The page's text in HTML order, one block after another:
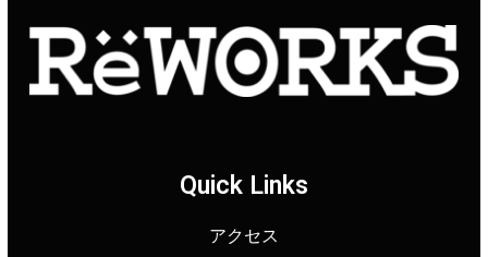
Quick Links
アクセス